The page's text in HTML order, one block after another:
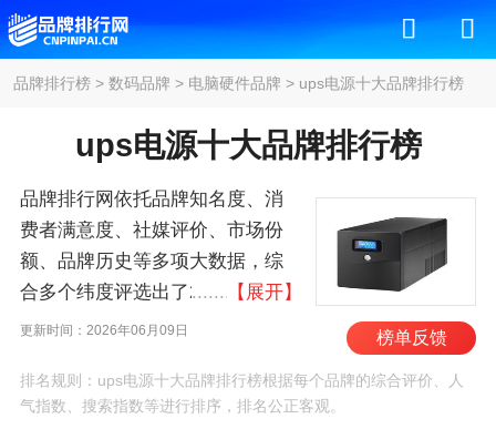
品牌排行榜> 数码品牌 > 电脑硬件品牌 > ups电源十大品牌排行榜
ups电源十大品牌排行榜
品牌排行网依托品牌知名度、消
费者满意度、社媒评价、市场份
额、品牌历史等多项大数据，综
合多个纬度评选出了2026年ups电
源十大品牌排行榜，其中前十名
为/HUAWEI、维谛技术/Vertiv、
惠普/HP、台达/DELTA、富士电
【展开】
更新时间：2026年06月09日 榜单反馈
排名规则：ups电源十大品牌排行榜根据每个品牌的综合评价、人
气指数、搜索指数等进行排序，排名公正客观。